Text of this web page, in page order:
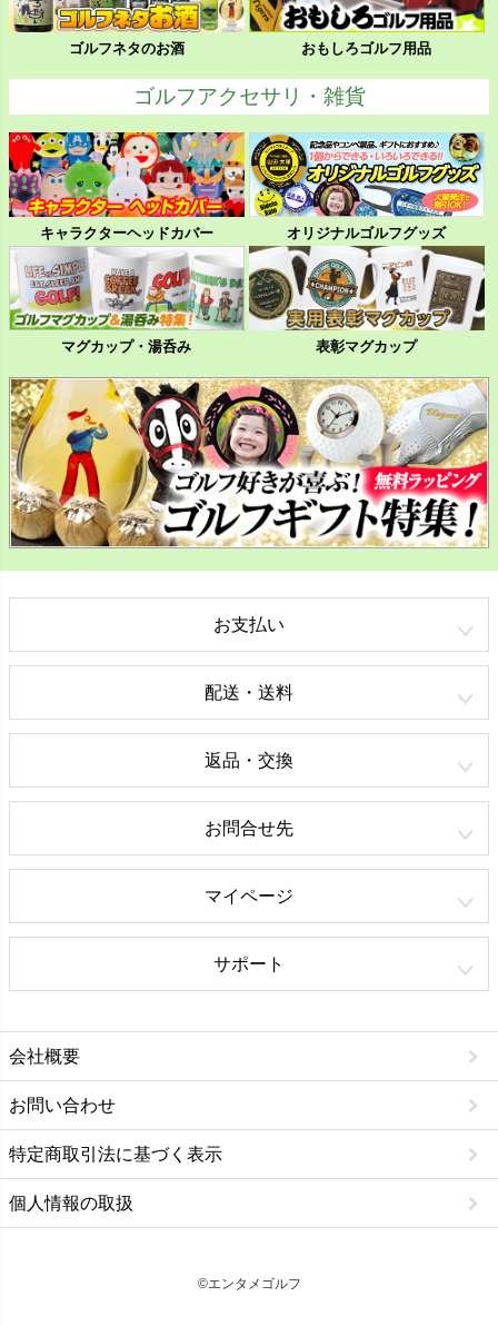
ゴルフネタのお酒 おもしろゴルフ用品
ゴルフアクセサリ・雑貨
キャラクターヘッドカバー オリジナルゴルフグッズ
マグカップ・湯呑み 表彰マグカップ
お支払い
配送・送料
返品・交換
お問合せ先
マイページ
サポート
会社概要
お問い合わせ
特定商取引法に基づく表示
個人情報の取扱
©エンタメゴルフ